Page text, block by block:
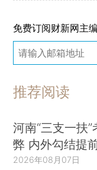
免费订阅财新网主
推荐阅读
河南“三支一扶
弊 内外勾结提
2026年08月07日